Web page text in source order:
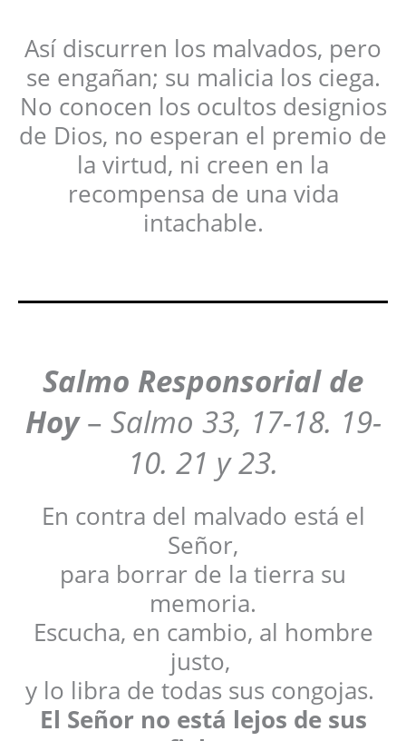
Así discurren los malvados, pero
se engañan; su malicia los ciega.
No conocen los ocultos designios
de Dios, no esperan el premio de
la virtud, ni creen en la
recompensa de una vida
intachable.
Salmo Responsorial de
Hoy – Salmo 33, 17-18. 19-
10. 21 y 23.
En contra del malvado está el
Señor,
para borrar de la tierra su
memoria.
Escucha, en cambio, al hombre
justo,
y lo libra de todas sus congojas.
El Señor no está lejos de sus